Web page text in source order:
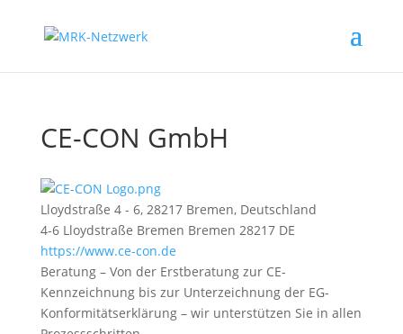
CE-CON GmbH
Lloydstraße 4 - 6, 28217 Bremen, Deutschland
4-6 Lloydstraße Bremen Bremen 28217 DE
https://www.ce-con.de
Beratung – Von der Erstberatung zur CE-
Kennzeichnung bis zur Unterzeichnung der EG-
Konformitätserklärung – wir unterstützen Sie in allen